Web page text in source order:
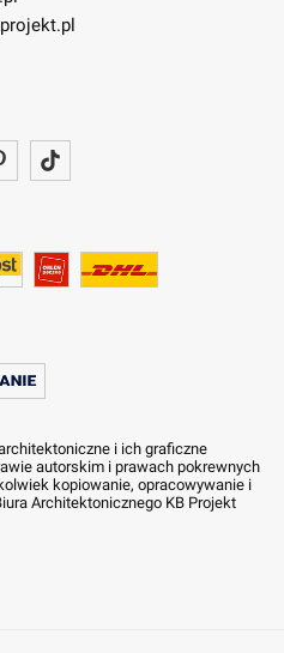
i ich graficzne
autorskim i prawach pokrewnych
kopiowanie, opracowywanie i
Architektonicznego KB Projekt